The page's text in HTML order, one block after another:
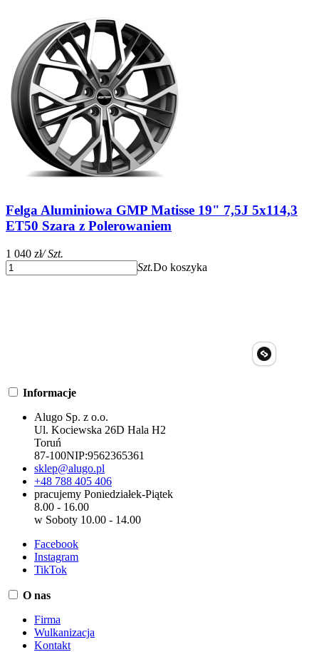
Felga Aluminiowa GMP Matisse 19" 7,5J 5x114,3
ET50 Szara z Polerowaniem
1 040 zł/ Szt.
Szt.Do koszyka
Informacje
Alugo Sp. z o.o.
Ul. Kociewska 26D Hala H2
Toruń
87-100NIP:9562365361
sklep@alugo.pl
+48 788 405 406
pracujemy Poniedziałek-Piątek
8.00 - 16.00
w Soboty 10.00 - 14.00
Facebook
Instagram
TikTok
O nas
Firma
Wulkanizacja
Kontakt